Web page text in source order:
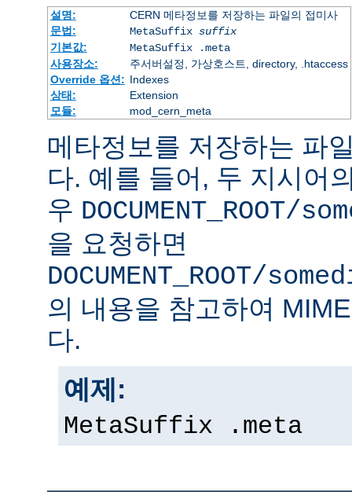
설명:
CERN 메타정보를 저장하는 파일의 접미사
문법:
MetaSuffix suffix
기본값:
MetaSuffix .meta
사용장소:
주서버설정, 가상호스트, directory, .htaccess
Override 옵션: Indexes
상태:
Extension
모듈:
mod_cern_meta
메타정보를 저장하는 파
다. 예를 들어, 두 지시어
우
을 요청하면
DOCUMENT_ROOT/
의 내용을 참고하여
다.
예제:
MetaSuffix .meta